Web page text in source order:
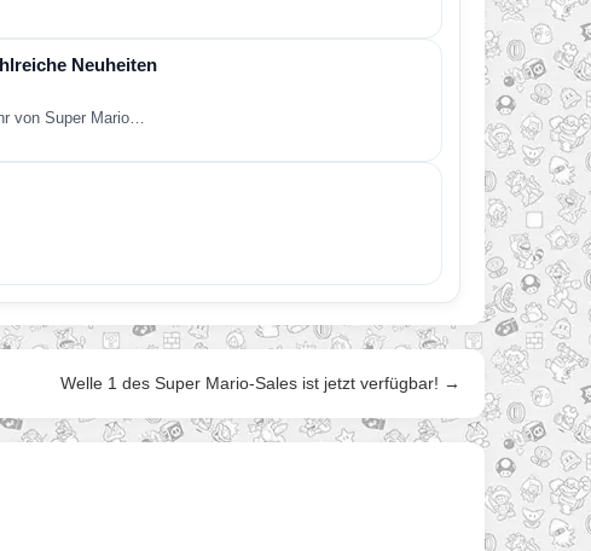
Neuheiten
von Super Mario…
Welle 1 des Super Mario-Sales ist jetzt verfügbar! →